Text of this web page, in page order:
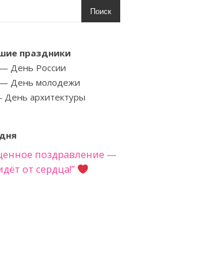
Поиск
праздники
— День России
— День молодежи
архитектуры
поздравление —
от сердца!”